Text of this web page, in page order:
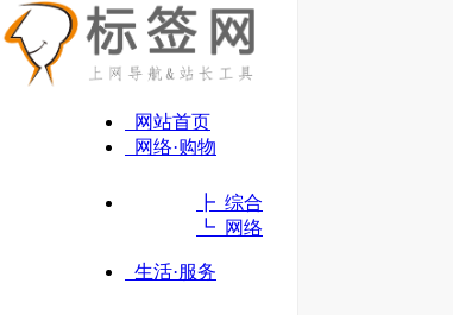
网站首页
网络·购物
┣ 综合
┗ 网络
生活·服务